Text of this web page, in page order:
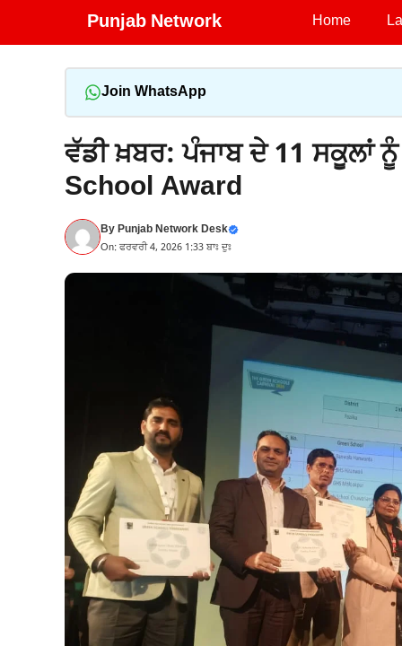
Punjab Network Home
Join WhatsApp
ਵੱਡੀ ਖ਼ਬਰ: ਪੰਜਾਬ ਦੇ 11 ਸਕੂਲਾਂ
School Award
ByPunjab Network Desk
On: ਫਰਵਰੀ 4, 2026 1:33 ਬਾਃ ਦੁਃ